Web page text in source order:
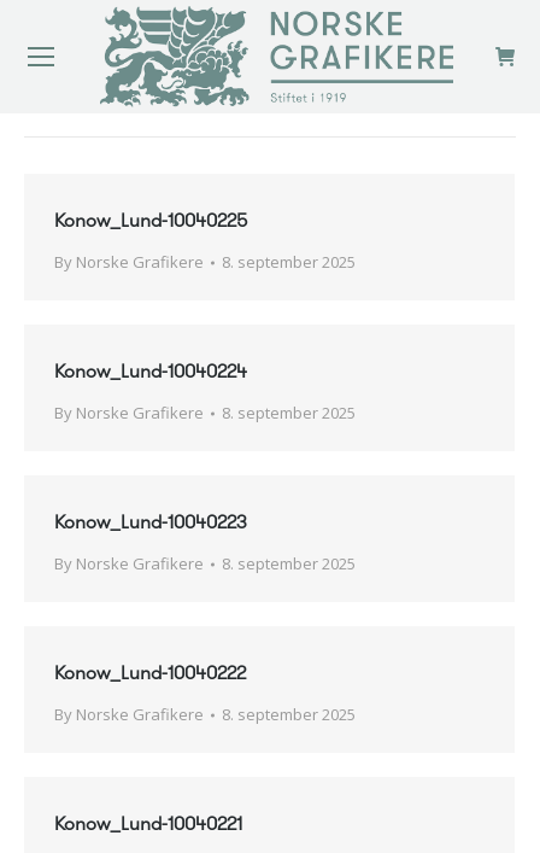
Konow_Lund-10040225
By Norske Grafikere 8. september 2025
Konow_Lund-10040224
By Norske Grafikere 8. september 2025
Konow_Lund-10040223
By Norske Grafikere 8. september 2025
Konow_Lund-10040222
By Norske Grafikere 8. september 2025
Konow_Lund-10040221